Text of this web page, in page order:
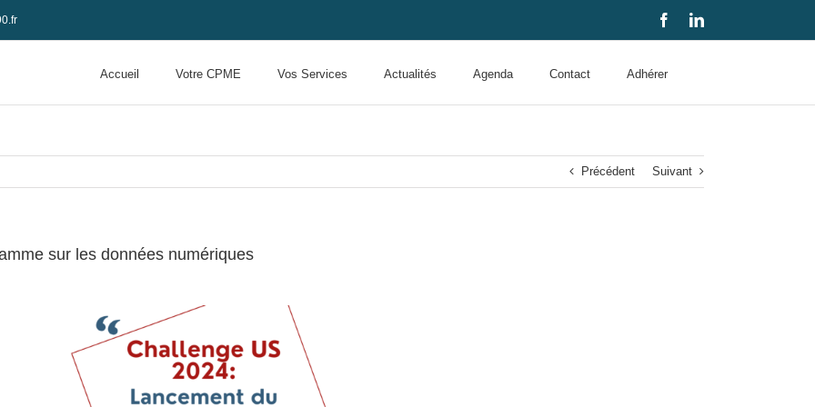
FacebookLinkedIn
Accueil Votre CPME Vos Services Actualités Agenda Contact Adhérer
Précédent Suivant
sur les données numériques